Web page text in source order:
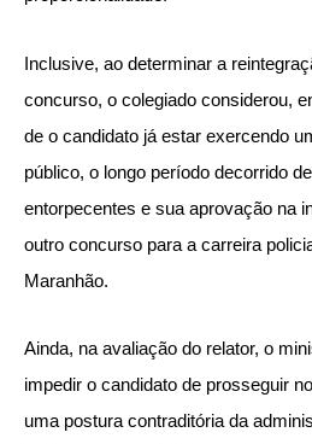
Inclusive, ao determinar a
concurso, o colegiado considerou,
de o candidato já estar exercendo
público, o longo período decorrido
entorpecentes e sua aprovação na
outro concurso para a carreira
Maranhão.
Ainda, na avaliação do relator, o
impedir o candidato de prosseguir
uma postura contraditória da